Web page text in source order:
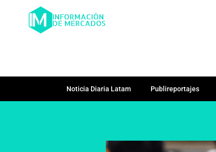
Noticia Diaria Latam Publireportajes